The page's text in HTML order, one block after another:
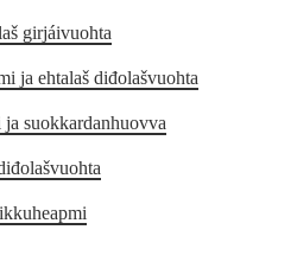
girjáivuohta
ja ehtalaš diđolašvuohta
suokkardanhuovva